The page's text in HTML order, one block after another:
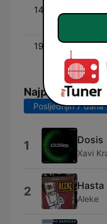
14:00 - 19:00
19:00 - 00:00
Najpopularnije
Posljednjih 7 dana
1 Dosis
Xavi
2 Hasta
Aleke